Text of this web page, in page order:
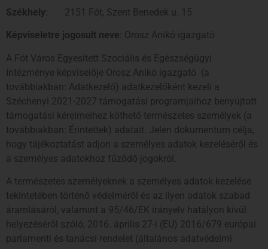
Székhely : 2151 Fót, Szent Benedek u. 15
Képviseletre jogosult neve : Orosz Anikó igazgató
A Fót Város Egyesített Szociális és Egészségügyi
Intézménye képviselője Orosz Anikó igazgató (a
továbbiakban: Adatkezelő) adatkezelőként kezeli a
Széchenyi 2021-2027 támogatási programjaihoz benyújtott
támogatási kérelmeihez köthető természetes személyek (a
továbbiakban: Érintettek) adatait. Jelen dokumentum célja,
hogy tájékoztatást adjon a személyes adatok kezeléséről és
a személyes adatokhoz fűződő jogokról.
A természetes személyeknek a személyes adatok kezelése
tekintetében történő védelméről és az ilyen adatok szabad
áramlásáról, valamint a 95/46/EK irányelv hatályon kívül
helyezéséről szóló, 2016. április 27-i (EU) 2016/679 európai
parlamenti és tanácsi rendelet (általános adatvédelmi